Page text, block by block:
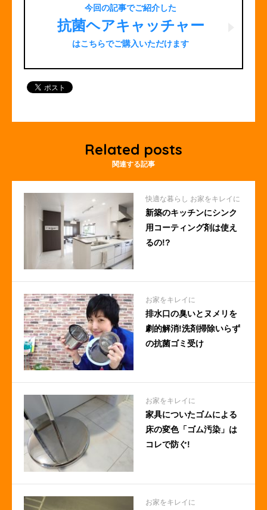
今回の記事でご紹介した
抗菌ヘアキャッチャー
はこちらでご購入いただけます
Related posts
関連する記事
快適な暮らし お家をキレイに
新築のキッチンにシンク
用コーティング剤は使え
るの!?
お家をキレイに
排水口の臭いとヌメリを
劇的解消!洗剤掃除いらず
の抗菌ゴミ受け
お家をキレイに
家具についたゴムによる
床の変色「ゴム汚染」は
コレで防ぐ!
お家をキレイに